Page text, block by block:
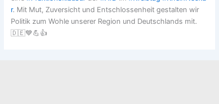
r. Mit Mut, Zuversicht und Entschlossenheit gestalten wir
Politik zum Wohle unserer Region und Deutschlands mit.
🇩🇪💙💪👍